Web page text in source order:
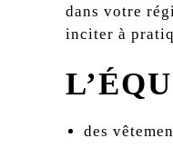
dans votre
inciter à
des